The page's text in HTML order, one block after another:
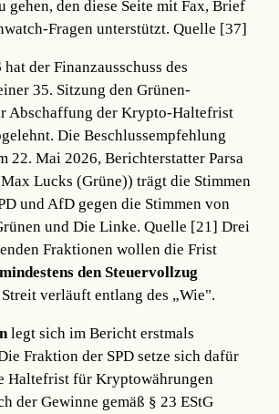
gehen, den diese Seite mit Fax, Brief
Fragen unterstützt.Quelle [37]
hat der Finanzausschuss des
35. Sitzung den Grünen-
Abschaffung der Krypto-Haltefrist
Die Beschlussempfehlung
22. Mai 2026, Berichterstatter Parsa
Lucks (Grüne)) trägt die Stimmen
und AfD gegen die Stimmen von
und Die Linke.Quelle [21] Drei
Fraktionen wollen die Frist
den Steuervollzug
verläuft entlang des „Wie".
legt sich im Bericht erstmals
Fraktion der SPD setze sich dafür
Haltefrist für Kryptowährungen
der Gewinne gemäß § 23 EStG